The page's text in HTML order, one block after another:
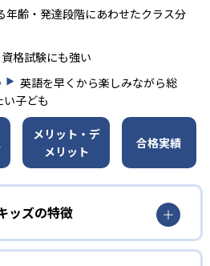
年齢・発達段階にあわせたクラス分
格試験にも強い
英語を早くから楽しみながら総
子ども
メリット・デ
メリット
合格実績
ッズの特徴
きめ細かなクラス分け